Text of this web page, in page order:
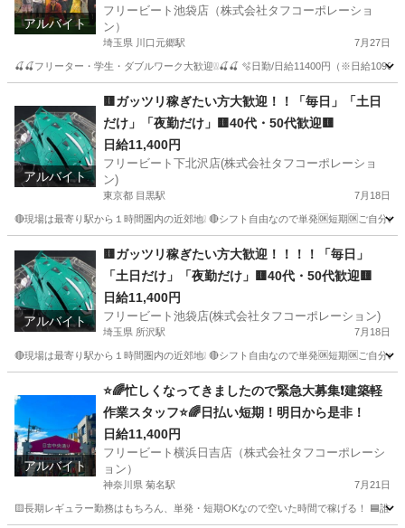
アルバイト
フリービート池袋店（株式会社タフコーポレーショ
ン）
埼玉県 川口元郷駅 7月27日
🍒🍒フリーター・学生・ダブルワーク大歓迎❕❕🍒🍒 🫧日勤/日給11400円（※日給
川口元郷駅 建築 掲示板
アルバイト
🟨ガッツリ稼ぎたい方大歓迎！！「毎日」「土日
だけ」「夜勤だけ」🟨40代・50代歓迎🟨
日給11,400円
フリービート下北沢店(株式会社タフコーポレーショ
ン)
東京都 目黒駅 7月18日
🔴現場は最寄り駅から１時間圏内の近郊地❕ 🔴シフト自由なので単発🆗短期🆗ご自分
目黒駅 その他 給料
アルバイト
🟨ガッツリ稼ぎたい方大歓迎！！！！「毎日」
「土日だけ」「夜勤だけ」🟨40代・50代歓迎🟨
日給11,400円
フリービート池袋店(株式会社タフコーポレーション)
埼玉県 所沢駅 7月18日
🔴現場は最寄り駅から１時間圏内の近郊地❕ 🔴シフト自由なので単発🆗短期🆗ご自分
所沢駅 その他 給料
アルバイト
⭐🌈忙しくなってきましたので緊急大募集❗建築軽
作業スタッフ⭐🌈日払い短期！明日から是非！
日給11,400円
フリービート横浜日吉店（株式会社タフコーポレーシ
ョン）
神奈川県 菊名駅 7月21日
🟨長期レギュラー勤務はもちろん、単発・短期OKなので空いた時間で稼げる！ 🟦